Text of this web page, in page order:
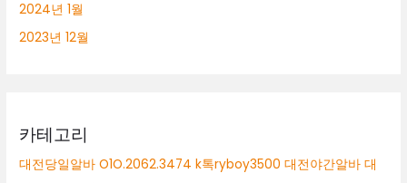
2024년 1월
2023년 12월
카테고리
대전당일알바 O1O.2062.3474 k톡ryboy3500 대전야간알바 대